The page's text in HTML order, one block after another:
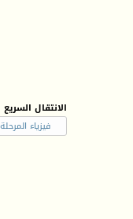
الانتقال السريع